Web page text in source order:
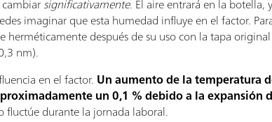
significativamente. El aire entrará en la
imaginar que esta humedad influye en el factor.
herméticamente después de su uso con la tapa
nm).
en el factor. Un aumento de la temperatura
un 0,1 % debido a la expansión
fluctúe durante la jornada laboral.